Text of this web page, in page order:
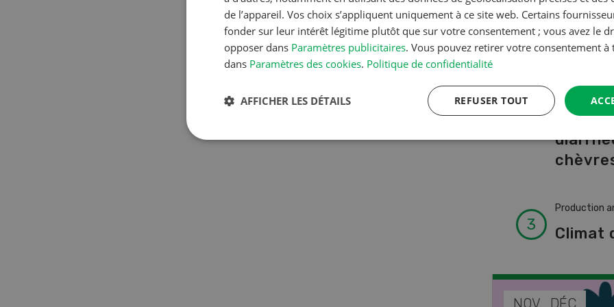
A à Z
Production
faire
Production
Climat
NOV DÉC
de l’appareil. Vos choix s’appliquent uniquement à ce site web. Certains
fonder sur leur intérêt légitime plutôt que sur votre consentement ; vous avez le
opposer dans Paramètres publicitaires. Vous pouvez retirer votre consentement
dans Paramètres des cookies. Politique de confidentialité
REFUSER TOUT
AFFICHER LES DÉTAILS